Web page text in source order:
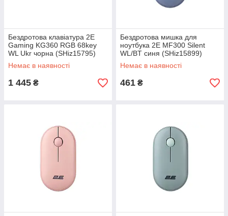
Бездротова клавіатура 2E
Gaming KG360 RGB 68key
WL Ukr чорна (SHiz15795)
Немає в наявності
1 445 ₴
Бездротова мишка для
ноутбука 2E MF300 Silent
WL/BT синя (SHiz15899)
Немає в наявності
461 ₴